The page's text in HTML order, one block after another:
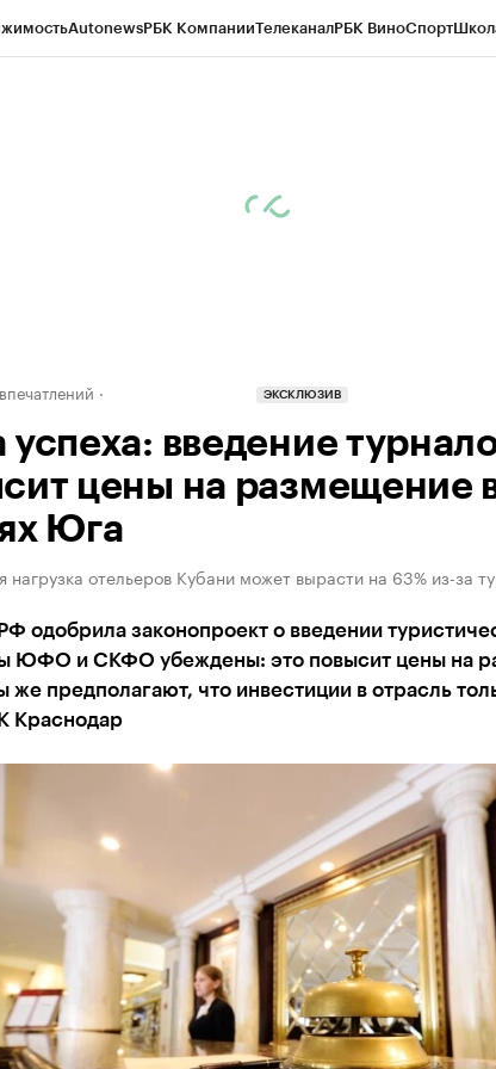
AutonewsРБК КомпанииТелеканалРБК ВиноСпорт
ЭКСКЛЮЗИВ
успеха: введение
цены на размещение
Юга
нагрузка отельеров Кубани может вырасти на 63% из-за
одобрила законопроект о введении
ЮФО и СКФО убеждены: это повысит цены на
же предполагают, что инвестиции в отрасль
Краснодар